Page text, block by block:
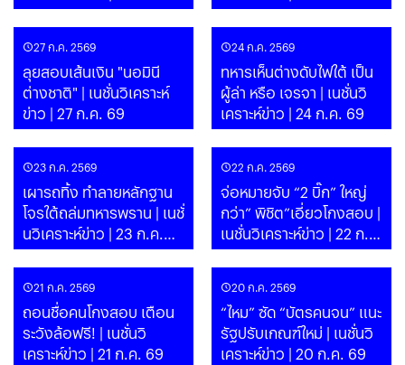
69
27 ก.ค. 2569
ลุยสอบเส้นเงิน "นอมินี
ต่างชาติ" | เนชั่นวิเคราะห์
ข่าว | 27 ก.ค. 69
24 ก.ค. 2569
ทหารเห็นต่างดับไฟใต้ เป็น
ผู้ล่า หรือ เจรจา | เนชั่นวิ
เคราะห์ข่าว | 24 ก.ค. 69
23 ก.ค. 2569
เผารถทิ้ง ทำลายหลักฐาน
โจรใต้ถล่มทหารพราน | เนชั่
นวิเคราะห์ข่าว | 23 ก.ค.
69
22 ก.ค. 2569
จ่อหมายจับ “2 บิ๊ก” ใหญ่
กว่า” พิชิต”เอี่ยวโกงสอบ |
เนชั่นวิเคราะห์ข่าว | 22 ก.ค.
69
21 ก.ค. 2569
ถอนชื่อคนโกงสอบ เตือน
ระวังล้อฟรี! | เนชั่นวิ
เคราะห์ข่าว | 21 ก.ค. 69
20 ก.ค. 2569
“ไหม” ซัด “บัตรคนจน” แนะ
รัฐปรับเกณฑ์ใหม่ | เนชั่นวิ
เคราะห์ข่าว | 20 ก.ค. 69